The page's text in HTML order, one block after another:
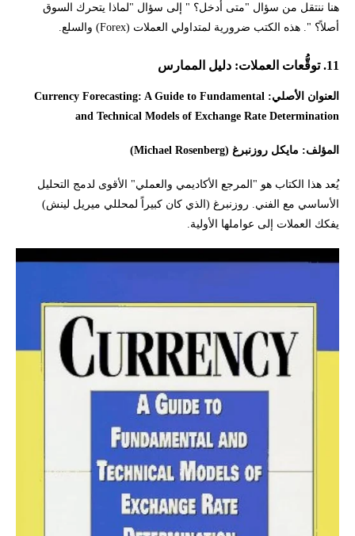
هنا ننتقل من سؤال "متى أدخل؟ " إلى سؤال "لماذا يتحرك السوق
أصلاً؟ ". هذه الكتب ضرورية لمتداولي العملات (Forex) والسلع.
11. توقُّعات العملات: دليل الممارس
العنوان الأصلي: Currency Forecasting: A Guide to Fundamental
and Technical Models of Exchange Rate Determination
المؤلف: مايكل روزنبرغ (Michael Rosenberg)
يُعد هذا الكتاب هو "المرجع الأكاديمي والعملي" الأقوى لدمج التحليل
الأساسي مع الفني. روزنبرغ (الذي كان كبيراً لمحللي ميريل لينش)
يفكك العملات إلى عواملها الأولية.